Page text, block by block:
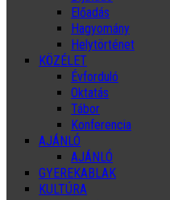
Előadás
Hagyomány
Helytörténet
KÖZÉLET
Évforduló
Oktatás
Tábor
Konferencia
AJÁNLÓ
AJÁNLÓ
GYEREKABLAK
KULTÚRA